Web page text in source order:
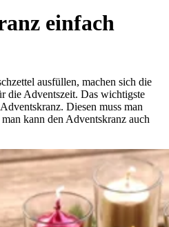
einfach
ausfüllen, machen sich die
die Adventszeit. Das wichtigste
Diesen muss man
kann den Adventskranz auch